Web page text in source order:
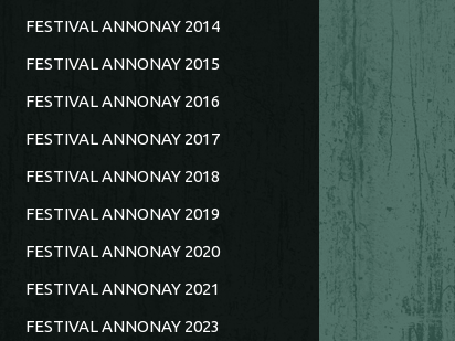
FESTIVAL ANNONAY 2014
FESTIVAL ANNONAY 2015
FESTIVAL ANNONAY 2016
FESTIVAL ANNONAY 2017
FESTIVAL ANNONAY 2018
FESTIVAL ANNONAY 2019
FESTIVAL ANNONAY 2020
FESTIVAL ANNONAY 2021
FESTIVAL ANNONAY 2023